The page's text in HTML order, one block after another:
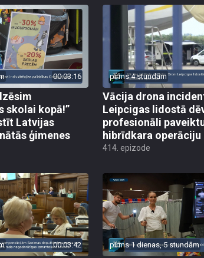
00:03:16
skolai kopā!”
Latvijas
ģimenes
pirms 4 stundām
Vācija drona
Leipcigas lidostā
profesionāli
hibrīdkara operāciju
414. epizode
00:03:42 pirms 1 dienas, 5 stundām